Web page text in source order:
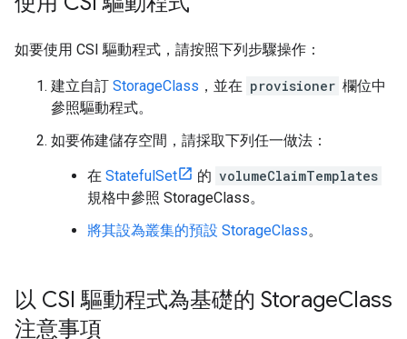
如要使用 CSI 驅動程式，請按照下列步驟操作：
建立自訂 StorageClass ，並在 provisioner 欄位中
參照驅動程式。
如要佈建儲存空間，請採取下列任一做法：
在 StatefulSet 的 volumeClaimTemplates
規格中參照 StorageClass。
將其設為叢集的預設 StorageClass。
以 CSI 驅動程式為基礎的 StorageClass
注意事項